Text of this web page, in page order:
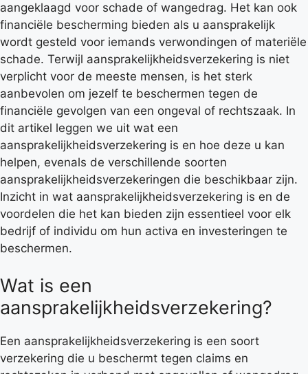
aangeklaagd voor schade of wangedrag. Het kan ook
financiële bescherming bieden als u aansprakelijk
wordt gesteld voor iemands verwondingen of materiële
schade. Terwijl aansprakelijkheidsverzekering is niet
verplicht voor de meeste mensen, is het sterk
aanbevolen om jezelf te beschermen tegen de
financiële gevolgen van een ongeval of rechtszaak. In
dit artikel leggen we uit wat een
aansprakelijkheidsverzekering is en hoe deze u kan
helpen, evenals de verschillende soorten
aansprakelijkheidsverzekeringen die beschikbaar zijn.
Inzicht in wat aansprakelijkheidsverzekering is en de
voordelen die het kan bieden zijn essentieel voor elk
bedrijf of individu om hun activa en investeringen te
beschermen.
Wat is een
aansprakelijkheidsverzekering?
Een aansprakelijkheidsverzekering is een soort
verzekering die u beschermt tegen claims en